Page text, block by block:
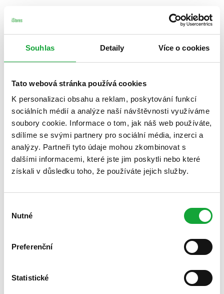
Souhlas Detaily Více o cookies
Tato webová stránka používá cookies
K personalizaci obsahu a reklam, poskytování funkcí
sociálních médií a analýze naší návštěvnosti využíváme
soubory cookie. Informace o tom, jak náš web používáte,
sdílíme se svými partnery pro sociální média, inzerci a
analýzy. Partneři tyto údaje mohou zkombinovat s
dalšími informacemi, které jste jim poskytli nebo které
získali v důsledku toho, že používáte jejich služby.
souhlasu
Nutné
Preferenční
Statistické